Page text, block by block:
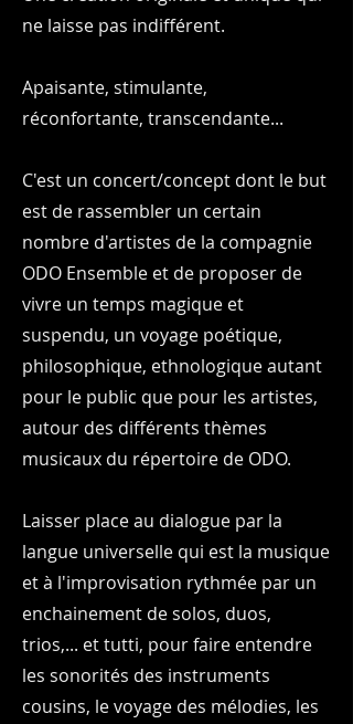
ne laisse pas indifférent.
Apaisante, stimulante,
réconfortante, transcendante...
C'est un concert/concept dont le but
est de rassembler un certain
nombre d'artistes de la compagnie
ODO Ensemble et de proposer de
vivre un temps magique et
suspendu, un voyage poétique,
philosophique, ethnologique autant
pour le public que pour les artistes,
autour des différents thèmes
musicaux du répertoire de ODO.
Laisser place au dialogue par la
langue universelle qui est la musique
et à l'improvisation rythmée par un
enchainement de solos, duos,
trios,... et tutti, pour faire entendre
les sonorités des instruments
cousins, le voyage des mélodies, les